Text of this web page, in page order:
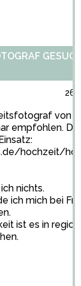
26/
von
empfohlen.
hochzeit/
nichts.
ich mich bei
ist es in